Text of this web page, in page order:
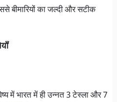
बीमारियों का जल्दी और सटीक
में भारत में ही उन्नत 3 टेस्ला और 7